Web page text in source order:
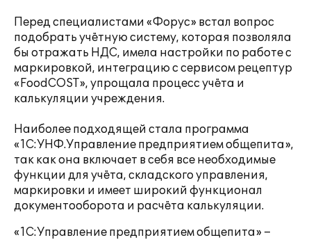
Перед специалистами «Форус» встал вопрос
подобрать учётную систему, которая позволяла
бы отражать НДС, имела настройки по работе с
маркировкой, интеграцию с сервисом рецептур
«FoodCOST», упрощала процесс учёта и
калькуляции учреждения.
Наиболее подходящей стала программа
«1С:УНФ.Управление предприятием общепита»,
так как она включает в себя все необходимые
функции для учёта, складского управления,
маркировки и имеет широкий функционал
документооборота и расчёта калькуляции.
«1С:Управление предприятием общепита» –